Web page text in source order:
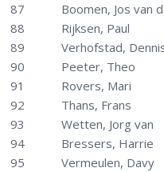
87
Boomen, Jos van
88
Rijksen, Paul
89
Verhofstad,
90
Peeter, Theo
91
Rovers, Mari
92
Thans, Frans
93
Wetten, Jorg van
94
Bressers, Harrie
95
Vermeulen, Davy